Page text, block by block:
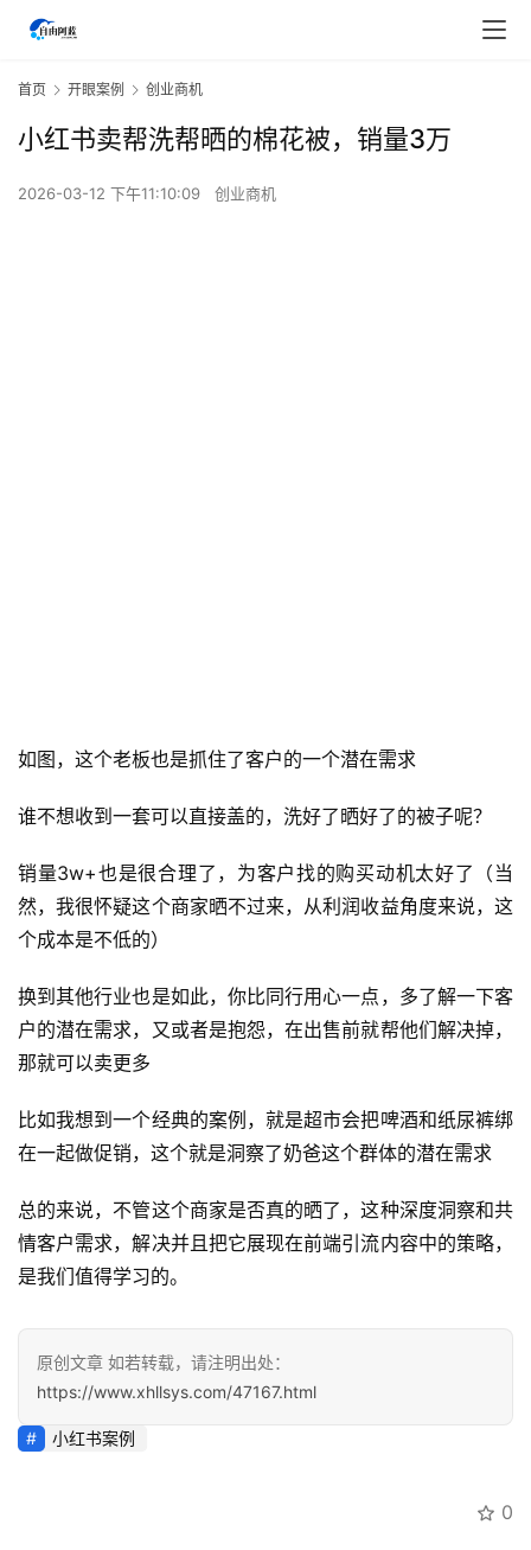
首
页
行
业
快
讯
开
眼
案
例
避
南
运
首页 开眼案例 创业商机
小红书卖帮洗帮晒的棉花被，销量3万
2026-03-12 下午11:10:09 创业商机
如图，这个老板也是抓住了客户的一个潜在需求
谁不想收到一套可以直接盖的，洗好了晒好了的被子呢？
销量3w+也是很合理了，为客户找的购买动机太好了（当
然，我很怀疑这个商家晒不过来，从利润收益角度来说，这
个成本是不低的）
换到其他行业也是如此，你比同行用心一点，多了解一下客
户的潜在需求，又或者是抱怨，在出售前就帮他们解决掉，
那就可以卖更多
比如我想到一个经典的案例，就是超市会把啤酒和纸尿裤绑
在一起做促销，这个就是洞察了奶爸这个群体的潜在需求
总的来说，不管这个商家是否真的晒了，这种深度洞察和共
情客户需求，解决并且把它展现在前端引流内容中的策略，
是我们值得学习的。
原创文章 如若转载，请注明出处：
https://www.xhllsys.com/47167.html
小红书案例
0